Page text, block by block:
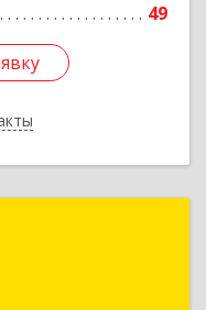
49
г, Марата